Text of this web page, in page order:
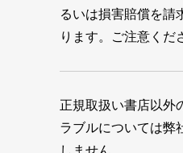
るいは損害賠償を請
ります。ご注意くだ
正規取扱い書店以外
ラブルについては弊